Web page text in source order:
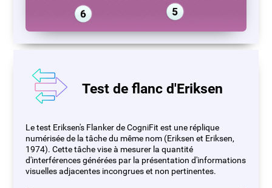
Test de flanc d'Eriksen
Le test Eriksen's Flanker de CogniFit est une réplique
numérisée de la tâche du même nom (Eriksen et Eriksen,
1974). Cette tâche vise à mesurer la quantité
d'interférences générées par la présentation d'informations
visuelles adjacentes incongrues et non pertinentes.